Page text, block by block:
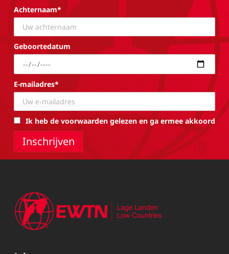
Achternaam*
Geboortedatum
E-mailadres*
Ik heb de voorwaarden gelezen en ga ermee akkoord